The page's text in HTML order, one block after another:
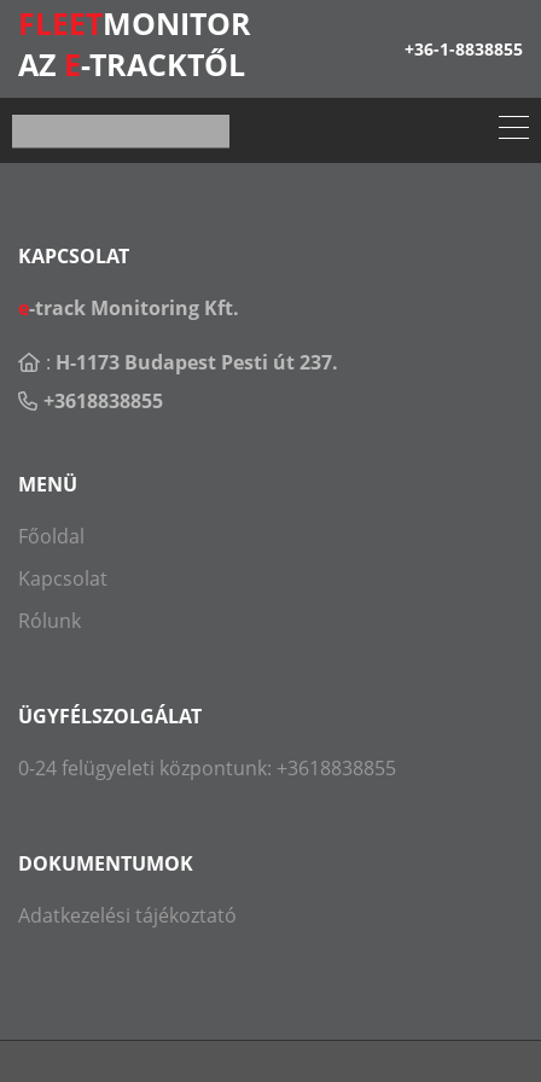
FLEETMONITOR
AZ E-TRACKTŐL +36-1-8838855
KAPCSOLAT
e-track Monitoring Kft.
: H-1173 Budapest Pesti út 237.
+3618838855
MENÜ
Főoldal
Kapcsolat
Rólunk
ÜGYFÉLSZOLGÁLAT
0-24 felügyeleti központunk: +3618838855
DOKUMENTUMOK
Adatkezelési tájékoztató